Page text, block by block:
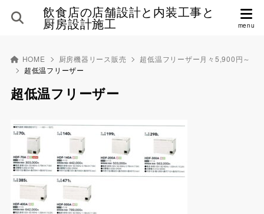
飲食店の店舗設計と内装工事と
厨房設計施工
HOME 厨房機器リース販売
超低温フリーザー月々5,900円～
超低温フリーザー
超低温フリーザー